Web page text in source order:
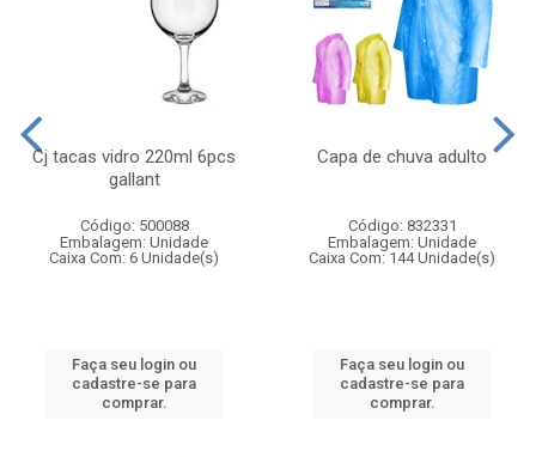
Cj tacas vidro 220ml 6pcs
gallant
Código: 500088
Embalagem: Unidade
Caixa Com: 6 Unidade(s)
Faça seu login ou
cadastre-se para
comprar.
Capa de chuva adulto
Código: 832331
Embalagem: Unidade
Caixa Com: 144 Unidade(s)
Faça seu login ou
cadastre-se para
comprar.